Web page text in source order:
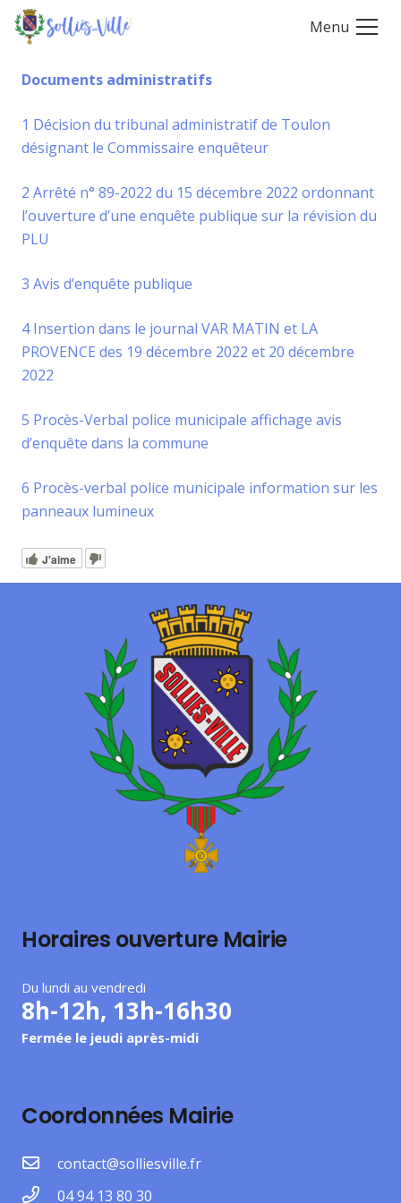
Menu
Documents administratifs
1 Décision du tribunal administratif de Toulon
désignant le Commissaire enquêteur
2 Arrêté n° 89-2022 du 15 décembre 2022 ordonnant
l’ouverture d’une enquête publique sur la révision du
PLU
3 Avis d’enquête publique
4 Insertion dans le journal VAR MATIN et LA
PROVENCE des 19 décembre 2022 et 20 décembre
2022
5 Procès-Verbal police municipale affichage avis
d’enquête dans la commune
6 Procès-verbal police municipale information sur les
panneaux lumineux
J'aime
Horaires ouverture Mairie
Du lundi au vendredi
8h-12h, 13h-16h30
Fermée le jeudi après-midi
Coordonnées Mairie
contact@solliesville.fr
04 94 13 80 30